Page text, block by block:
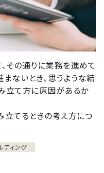
その通りに業務を進めて
ないとき、思うような結
立て方に原因があるか
立てるときの考え方につ
ティング